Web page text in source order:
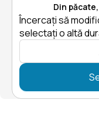
Din
Încercați să
selectați o altă